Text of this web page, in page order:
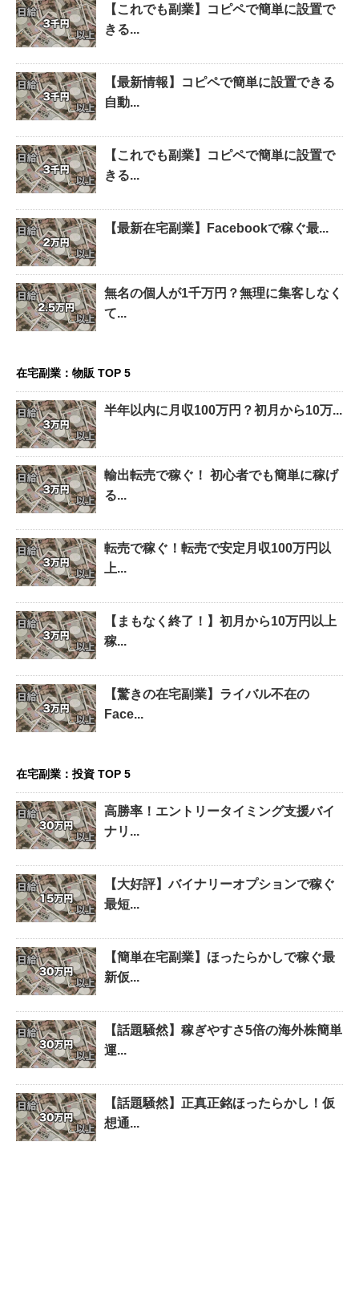
【これでも副業】コピペで簡単に設置で
きる...
【最新情報】コピペで簡単に設置できる
自動...
【これでも副業】コピペで簡単に設置で
きる...
【最新在宅副業】Facebookで稼ぐ最...
無名の個人が1千万円？無理に集客しなく
て...
在宅副業：物販 TOP 5
半年以内に月収100万円？初月から10万...
輸出転売で稼ぐ！ 初心者でも簡単に稼げ
る...
転売で稼ぐ！転売で安定月収100万円以
上...
【まもなく終了！】初月から10万円以上
稼...
【驚きの在宅副業】ライバル不在の
Face...
在宅副業：投資 TOP 5
高勝率！エントリータイミング支援バイ
ナリ...
【大好評】バイナリーオプションで稼ぐ
最短...
【簡単在宅副業】ほったらかしで稼ぐ最
新仮...
【話題騒然】稼ぎやすさ5倍の海外株簡単
運...
【話題騒然】正真正銘ほったらかし！仮
想通...